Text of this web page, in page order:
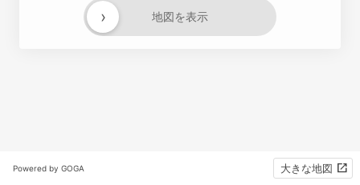
地図を表示
›
Powered by GOGA 大きな地図